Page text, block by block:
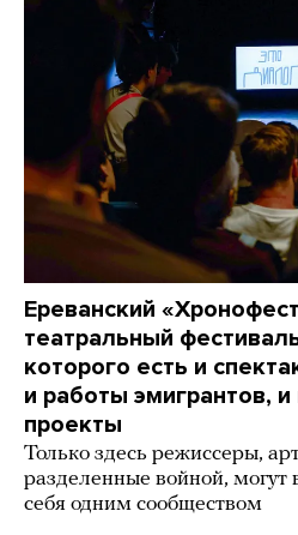
Ереванский
театральный
которого есть и
и работы эмигрантов,
проекты
Только здесь режиссеры,
разделенные войной, могут
себя одним сообществом